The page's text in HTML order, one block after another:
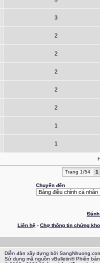
3
2
2
2
2
2
1
1
Trang 1/54 1
Chuyển đến
Liên hệ - Chợ thông tin chứng
Diễn đàn xây dựng bởi
Sử dụng mã nguồn vBulletin® Phiên